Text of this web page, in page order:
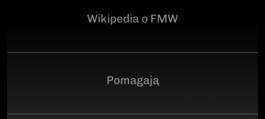
Wikipedia o FMW
Pomagają